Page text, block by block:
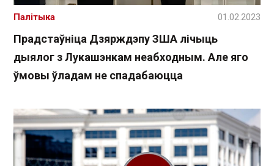
Прадстаўніца Дзярждэпу ЗША лічыць
дыялог з Лукашэнкам неабходным. Але яго
ўмовы ўладам не спадабаюцца
Палітыка 01.02.2023